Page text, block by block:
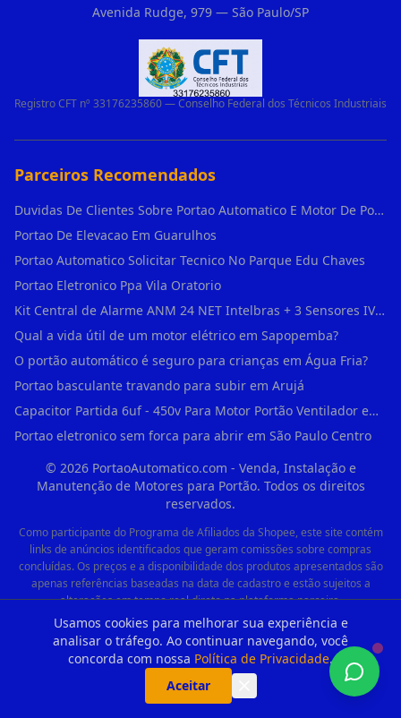
Usamos cookies para melhorar sua experiência e
analisar o tráfego. Ao continuar navegando, você
concorda com nossa Política de Privacidade.
Aceitar
Avenida Rudge, 979 — São Paulo/SP
Registro CFT nº 33176235860 — Conselho Federal dos Técnicos Industriais
Parceiros Recomendados
Duvidas De Clientes Sobre Portao Automatico E Motor De Portao Motor De Portao Suspenso
Portao De Elevacao Em Guarulhos
Portao Automatico Solicitar Tecnico No Parque Edu Chaves
Portao Eletronico Ppa Vila Oratorio
Kit Central de Alarme ANM 24 NET Intelbras + 3 Sensores IVP 3000 CF + Bateria + em Vila Jacuí
Qual a vida útil de um motor elétrico em Sapopemba?
O portão automático é seguro para crianças em Água Fria?
Portao basculante travando para subir em Arujá
Capacitor Partida 6uf - 450v Para Motor Portão Ventilador em Vila Madalena
Portao eletronico sem forca para abrir em São Paulo Centro
© 2026PortaoAutomatico.com - Venda, Instalação e
Manutenção de Motores para Portão. Todos os direitos
reservados.
Como participante do Programa de Afiliados da Shopee, este site contém
links de anúncios identificados que geram comissões sobre compras
concluídas. Os preços e a disponibilidade dos produtos apresentados são
apenas referências baseadas na data de cadastro e estão sujeitos a
alterações em tempo real direto na plataforma parceira.
Quer um site de alta
performance como este,
focado em dominar os